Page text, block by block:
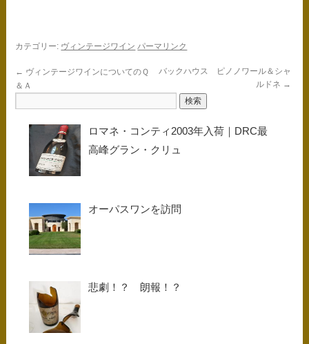
カテゴリー: ヴィンテージワイン パーマリンク
← ヴィンテージワインについてのＱ
＆Ａ
バックハウス ピノノワール＆シャ
ルドネ →
ロマネ・コンティ2003年入荷｜DRC最
高峰グラン・クリュ
オーパスワンを訪問
悲劇！？ 朗報！？